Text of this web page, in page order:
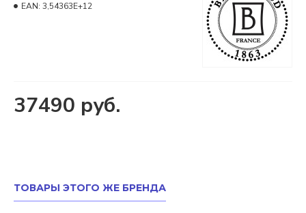
37490 руб.
EAN: 3,54363E+12
ТОВАРЫ ЭТОГО ЖЕ БРЕНДА